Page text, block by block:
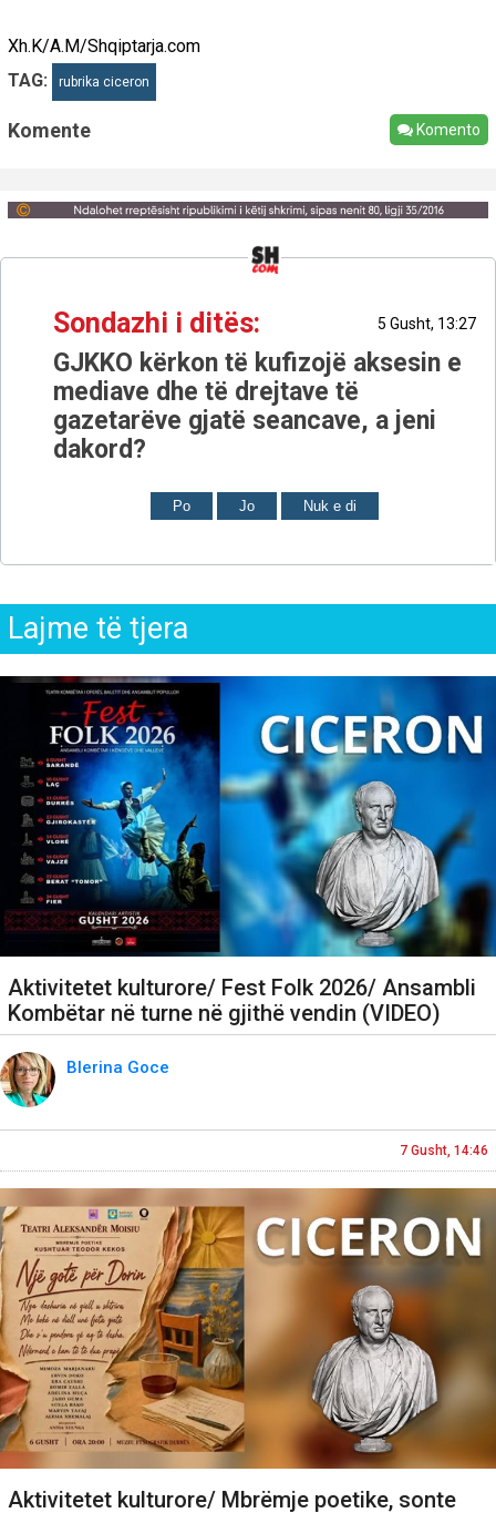
Xh.K/A.M/Shqiptarja.com
TAG:
rubrika ciceron
Komente Komento
Sondazhi i ditës: 5 Gusht, 13:27
GJKKO kërkon të kufizojë aksesin e
mediave dhe të drejtave të
gazetarëve gjatë seancave, a jeni
dakord?
Po Jo Nuk e di
Lajme të tjera
Aktivitetet kulturore/ Fest Folk 2026/ Ansambli
Kombëtar në turne në gjithë vendin (VIDEO)
Blerina Goce
7 Gusht, 14:46
Aktivitetet kulturore/ Mbrëmje poetike, sonte